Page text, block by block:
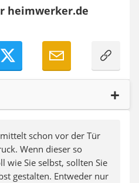
heimwerker.de
schon vor der Tür
Wenn dieser so
wie Sie selbst, sollten Sie
gestalten. Entweder nur